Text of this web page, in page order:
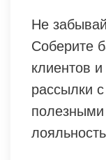
Не
Соберите
клиентов
рассылки